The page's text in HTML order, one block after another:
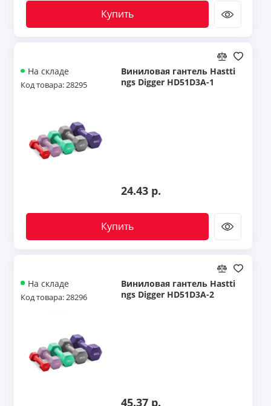
Купить
На складе
Код товара: 28295
Виниловая гантель Hastti
ngs Digger HD51D3A-1
24.43 р.
Купить
На складе
Код товара: 28296
Виниловая гантель Hastti
ngs Digger HD51D3A-2
45.37 р.